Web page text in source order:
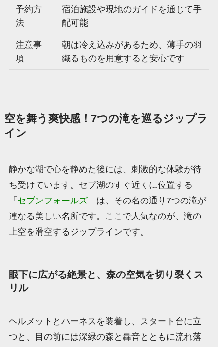
予約方
法
宿泊施設や現地のガイドを通じて手
配可能
注意事
項
朝は冷え込みがあるため、薄手の羽
織るものを用意すると安心です
空を舞う爽快感！7つの滝を巡るジップラ
イン
静かな湖で心を静めた後には、刺激的な体験が待
ち受けています。セブ湖のすぐ近くに位置する
「 セブンフォールズ」は、その名の通り7つの滝が
連なる美しい名所です。ここで人気なのが、滝の
上空を滑空するジップラインです。
眼下に広がる絶景と、森の空気を切り裂くス
リル
ヘルメットとハーネスを装着し、スタート台に立
つと、目の前には深緑の森と轟音とともに流れ落